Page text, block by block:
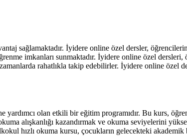
sağlamaktadır. İyidere online özel dersler,
imkanları sunmaktadır. İyidere online özel
rahatlıkla takip edebilirler. İyidere online özel
olan etkili bir eğitim programıdır. Bu kurs,
alışkanlığı kazandırmak ve okuma seviyelerini
hızlı okuma kursu, çocukların gelecekteki akademik